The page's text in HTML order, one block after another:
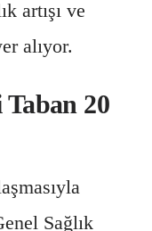
artışı ve
alıyor.
Taban 20
Sağlık